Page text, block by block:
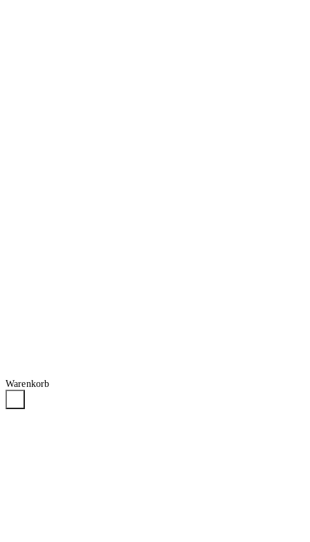
Warenkorb